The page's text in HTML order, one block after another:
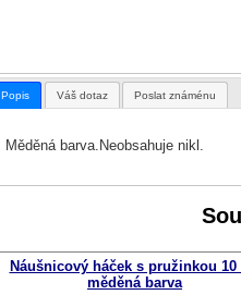
Popis Váš dotaz Poslat známénu
Měděná barva.Neobsahuje nikl.
Náušnicový háček s pružinkou 10
měděná barva